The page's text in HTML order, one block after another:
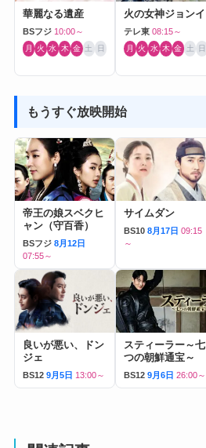
華麗なる遺産
BSフジ 10:00～
月 火 水 木 金 土 日
火の女神ジョンイ
テレ東 08:15～
月 火 水 木 金 土 日
もうすぐ放映開始
帝王の娘スベクヒ
ャン（守百香）
BSフジ 8月12日
07:55～
サイムダン
BS10 8月17日 09:15
～
良いが悪い、ドン
ジェ
BS12 9月5日 13:00～
スティーラー～七
つの朝鮮通宝～
BS12 9月6日 26:00～